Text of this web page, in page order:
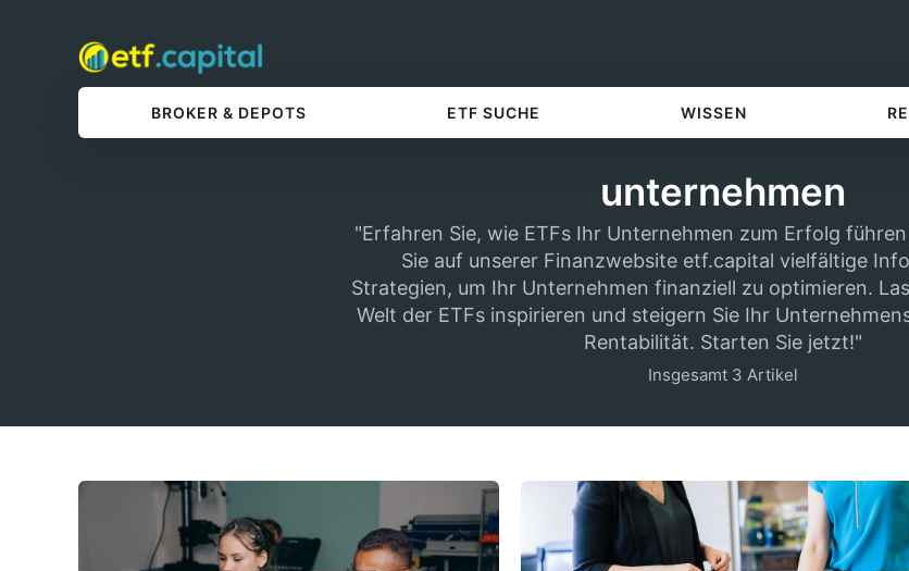
BROKER & DEPOTS ETF SUCHE WISSEN
unternehmen
"Erfahren Sie, wie ETFs Ihr Unternehmen zum Erfolg
Sie auf unserer Finanzwebsite etf.capital vielfältige
Strategien, um Ihr Unternehmen finanziell zu optimieren.
Welt der ETFs inspirieren und steigern Sie Ihr
Rentabilität. Starten Sie jetzt!"
Insgesamt 3 Artikel